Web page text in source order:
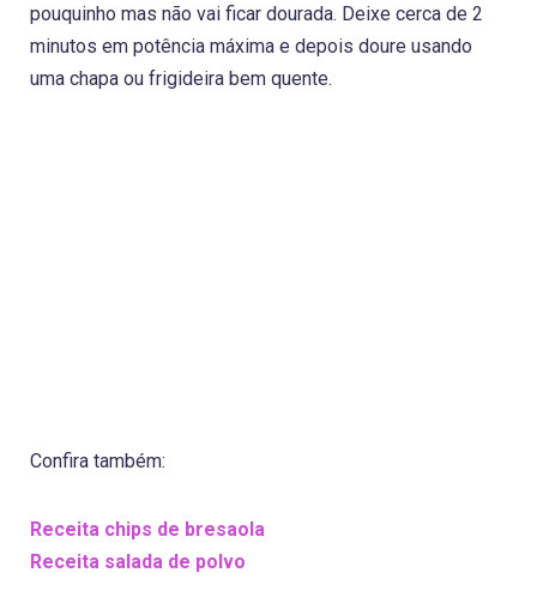
pouquinho mas não vai ficar dourada. Deixe cerca de 2
minutos em potência máxima e depois doure usando
uma chapa ou frigideira bem quente.
Confira também:
Receita chips de bresaola
Receita salada de polvo